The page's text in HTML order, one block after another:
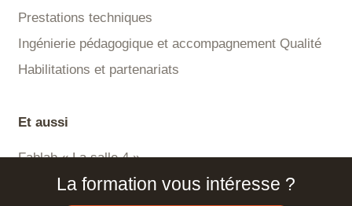
La formation vous intéresse ?
Prestations techniques
Ingénierie pédagogique et accompagnement Qualité
Habilitations et partenariats
Et aussi
Fablab « La salle 4 »
Plateforme LMS Certisa